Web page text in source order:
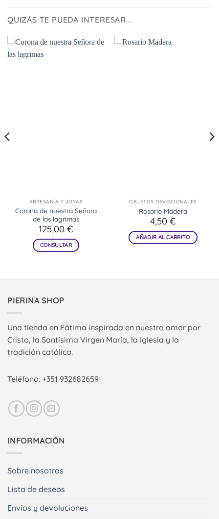
QUIZÁS TE PUEDA INTERESAR...
ARTESANÍA Y JOYAS
Corona de nuestra Señora
de las lagrimas
125,00 €
CONSULTAR
OBJETOS DEVOCIONALES
Rosario Madera
4,50 €
AÑADIR AL CARRITO
PIERINA SHOP
Una tienda en Fátima inspirada en nuestro amor por
Cristo, la Santísima Virgen María, la Iglesia y la
tradición católica.
Teléfono: +351 932682659
INFORMACIÓN
Sobre nosotros
Lista de deseos
Envíos y devoluciones